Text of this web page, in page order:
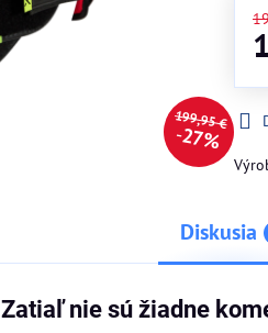
199,95 €
27%
Diskusia
Zatiaľ nie sú žiadne